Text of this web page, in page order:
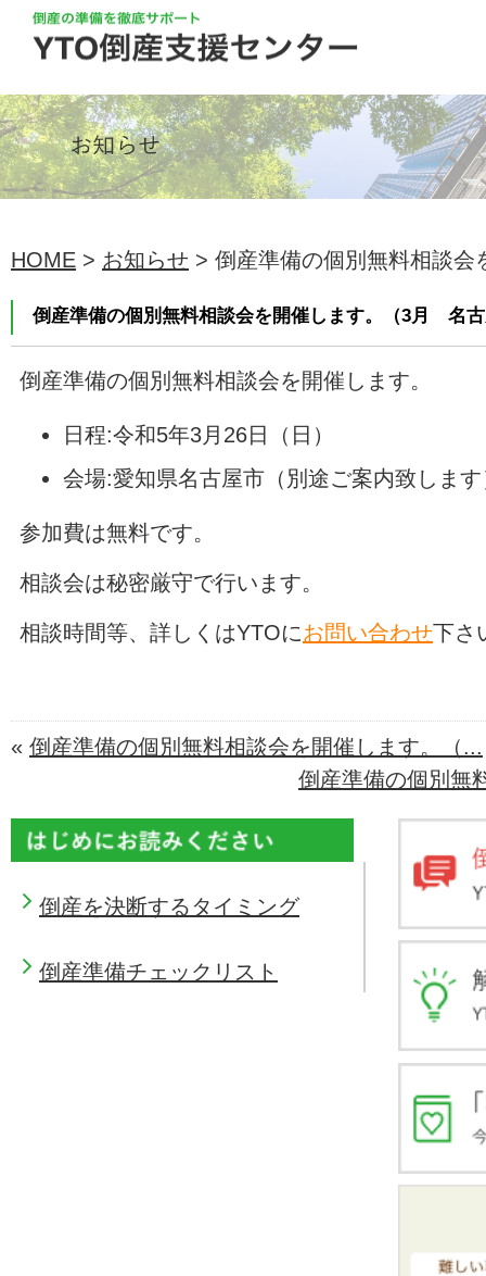
倒産を決断するタイミング
倒産準備チェックリスト
HOME > お知らせ > 倒産準備の個別無料相談会
倒産準備の個別無料相談会を開催します。（3月 名
倒産準備の個別無料相談会を開催します。
日程:令和5年3月26日（日）
会場:愛知県名古屋市（別途ご案内致します
参加費は無料です。
相談会は秘密厳守で行います。
相談時間等、詳しくはYTOにお問い合わせ下さ
« 倒産準備の個別無料相談会を開催します。（...
倒産準備の個別無